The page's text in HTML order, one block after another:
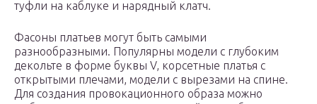
туфли на каблуке и нарядный клатч.
Фасоны платьев могут быть самыми
разнообразными. Популярны модели с глубоким
декольте в форме буквы V, корсетные платья с
открытыми плечами, модели с вырезами на спине.
Для создания провокационного образа можно